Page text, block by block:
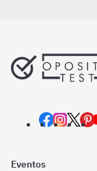
Eventos